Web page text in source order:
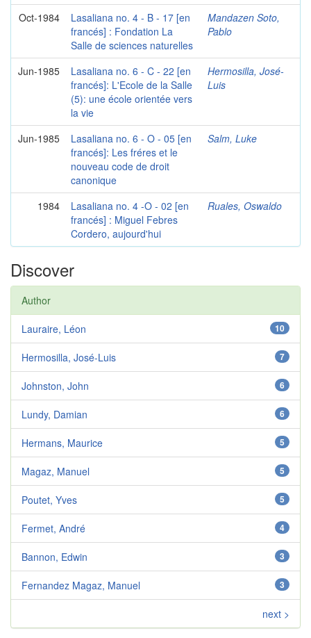
Oct-1984
Lasaliana no. 4 - B - 17 [en
francés] : Fondation La
Salle de sciences naturelles
Mandazen Soto,
Pablo
Jun-1985
Lasaliana no. 6 - C - 22 [en
francés]: L'Ecole de la Salle
(5): une école orientée vers
la vie
Hermosilla, José-
Luis
Jun-1985
Lasaliana no. 6 - O - 05 [en
francés]: Les fréres et le
nouveau code de droit
canonique
Salm, Luke
1984
Lasaliana no. 4 -O - 02 [en
francés] : Miguel Febres
Cordero, aujourd'hui
Ruales, Oswaldo
Discover
Author
10
Lauraire, Léon
7
Hermosilla, José-Luis
6
Johnston, John
6
Lundy, Damian
5
Hermans, Maurice
5
Magaz, Manuel
5
Poutet, Yves
4
Fermet, André
3
Bannon, Edwin
3
Fernandez Magaz, Manuel
next >